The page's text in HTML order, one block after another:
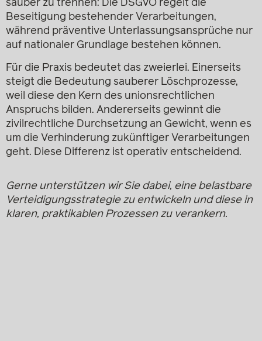
sauber zu trennen: Die DSGVO regelt die
Beseitigung bestehender Verarbeitungen,
während präventive Unterlassungsansprüche nur
auf nationaler Grundlage bestehen können.
Für die Praxis bedeutet das zweierlei. Einerseits
steigt die Bedeutung sauberer Löschprozesse,
weil diese den Kern des unionsrechtlichen
Anspruchs bilden. Andererseits gewinnt die
zivilrechtliche Durchsetzung an Gewicht, wenn es
um die Verhinderung zukünftiger Verarbeitungen
geht. Diese Differenz ist operativ entscheidend.
Gerne unterstützen wir Sie dabei, eine belastbare
Verteidigungsstrategie zu entwickeln und diese in
klaren, praktikablen Prozessen zu verankern.